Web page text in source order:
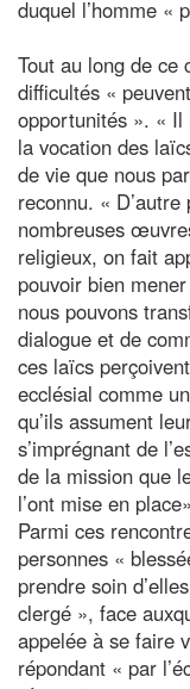
duquel l’homme «
Tout au long de ce
difficultés «
opportunités ». « Il
la vocation des
de vie que nous
reconnu. «
nombreuses
religieux, on fait
pouvoir bien
nous pouvons
dialogue et de
ces laïcs
ecclésial comme
qu’ils assument
s’imprégnant de
de la mission que
l’ont mise en
Parmi ces
personnes «
prendre soin
clergé », face
appelée à se faire
répondant « par